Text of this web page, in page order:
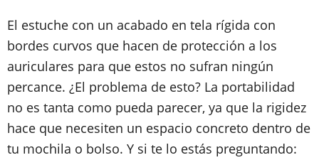
El estuche con un acabado en tela rígida con
bordes curvos que hacen de protección a los
auriculares para que estos no sufran ningún
percance. ¿El problema de esto? La portabilidad
no es tanta como pueda parecer, ya que la rigidez
hace que necesiten un espacio concreto dentro de
tu mochila o bolso. Y si te lo estás preguntando: